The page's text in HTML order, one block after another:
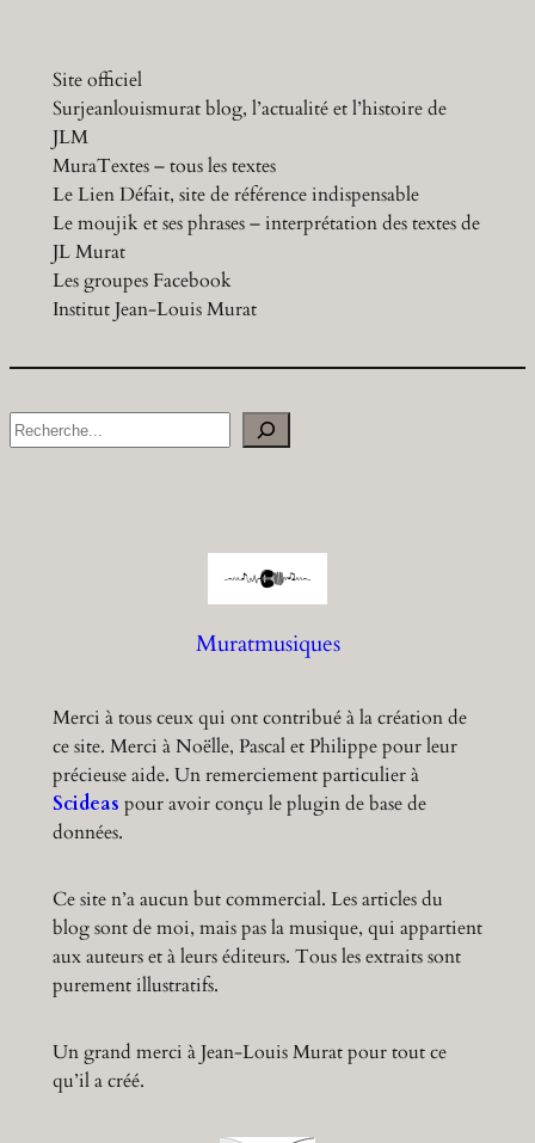
Site officiel
Surjeanlouismurat blog, l’actualité et l’histoire de
JLM
MuraTextes – tous les textes
Le Lien Défait, site de référence indispensable
Le moujik et ses phrases – interprétation des textes de
JL Murat
Les groupes Facebook
Institut Jean-Louis Murat
S
Muratmusiques
Merci à tous ceux qui ont contribué à la création de
ce site. Merci à Noëlle, Pascal et Philippe pour leur
précieuse aide. Un remerciement particulier à
Scideas pour avoir conçu le plugin de base de
données.
Ce site n’a aucun but commercial. Les articles du
blog sont de moi, mais pas la musique, qui appartient
aux auteurs et à leurs éditeurs. Tous les extraits sont
purement illustratifs.
Un grand merci à Jean-Louis Murat pour tout ce
qu’il a créé.